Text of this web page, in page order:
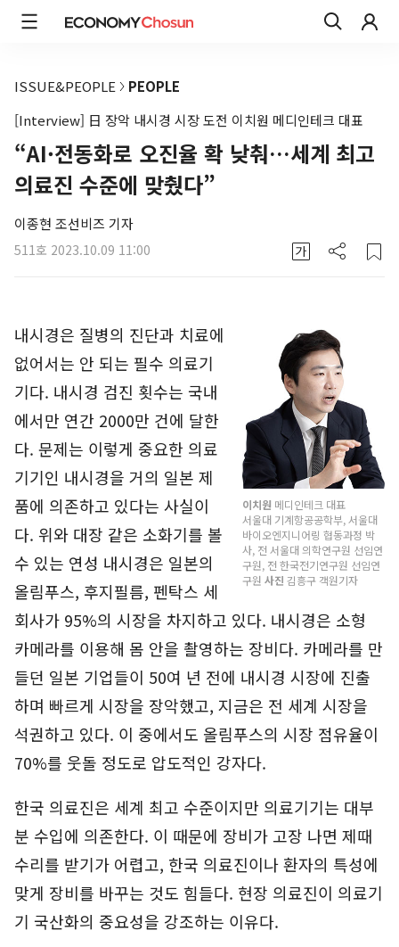
ISSUE&PEOPLE
PEOPLE
[Interview] 日 장악 내시경 시장 도전 이치원 메디인테크 대표
“AI·전동화로 오진율 확 낮춰…세계 최고
의료진 수준에 맞췄다”
이종현 조선비즈 기자
511호 2023.10.09 11:00
이치원 메디인테크 대표
서울대 기계항공공학부, 서울대
바이오엔지니어링 협동과정 박
사, 전 서울대 의학연구원 선임연
구원, 전 한국전기연구원 선임연
구원 사진 김흥구 객원기자
내시경은 질병의 진단과 치료에
없어서는 안 되는 필수 의료기
기다. 내시경 검진 횟수는 국내
에서만 연간 2000만 건에 달한
다. 문제는 이렇게 중요한 의료
기기인 내시경을 거의 일본 제
품에 의존하고 있다는 사실이
다. 위와 대장 같은 소화기를 볼
수 있는 연성 내시경은 일본의
올림푸스, 후지필름, 펜탁스 세
회사가 95%의 시장을 차지하고 있다. 내시경은 소형
카메라를 이용해 몸 안을 촬영하는 장비다. 카메라를 만
들던 일본 기업들이 50여 년 전에 내시경 시장에 진출
하며 빠르게 시장을 장악했고, 지금은 전 세계 시장을
석권하고 있다. 이 중에서도 올림푸스의 시장 점유율이
70%를 웃돌 정도로 압도적인 강자다.
한국 의료진은 세계 최고 수준이지만 의료기기는 대부
분 수입에 의존한다. 이 때문에 장비가 고장 나면 제때
수리를 받기가 어렵고, 한국 의료진이나 환자의 특성에
맞게 장비를 바꾸는 것도 힘들다. 현장 의료진이 의료기
기 국산화의 중요성을 강조하는 이유다.